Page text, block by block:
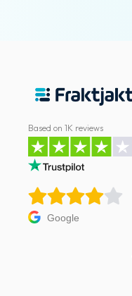
Based on 1K reviews
Google